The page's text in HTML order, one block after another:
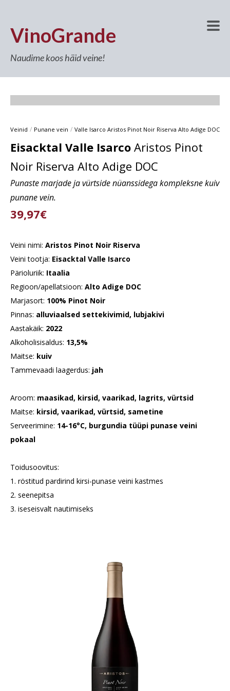
VinoGrande
Naudime koos häid veine!
Veinid / Punane vein / Valle Isarco Aristos Pinot Noir Riserva Alto Adige DOC
Eisacktal Valle Isarco Aristos Pinot
Noir Riserva Alto Adige DOC
Punaste marjade ja vürtside nüanssidega kompleksne kuiv
punane vein.
39,97€
Veini nimi: Aristos Pinot Noir Riserva
Veini tootja: Eisacktal Valle Isarco
Pärioluriik: Itaalia
Regioon/apellatsioon: Alto Adige DOC
Marjasort: 100% Pinot Noir
Pinnas: alluviaalsed settekivimid, lubjakivi
Aastakäik: 2022
Alkoholisisaldus: 13,5%
Maitse: kuiv
Tammevaadi laagerdus: jah
Aroom: maasikad, kirsid, vaarikad, lagrits, vürtsid
Maitse: kirsid, vaarikad, vürtsid, sametine
Serveerimine: 14-16°C, burgundia tüüpi punase veini
pokaal
Toidusoovitus:
1. röstitud pardirind kirsi-punase veini kastmes
2. seenepitsa
3. iseseisvalt nautimiseks